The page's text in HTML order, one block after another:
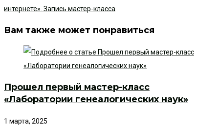
интернете». Запись мастер-класса
Вам также может понравиться
Прошел первый мастер-класс
«Лаборатории генеалогических наук»
1 марта, 2025